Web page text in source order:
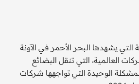
التي يشهدها البحر الأحمر في الآونة
العالمية، التي تنقل البضائع
الوحيدة التي تواجهها شركات